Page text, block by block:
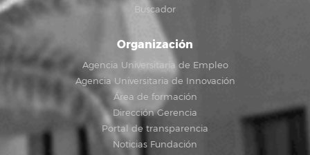
Buscador
Organización
Agencia Universitaria de Empleo
Agencia Universitaria de Innovación
Área de formación
Dirección Gerencia
Portal de transparencia
Noticias Fundación